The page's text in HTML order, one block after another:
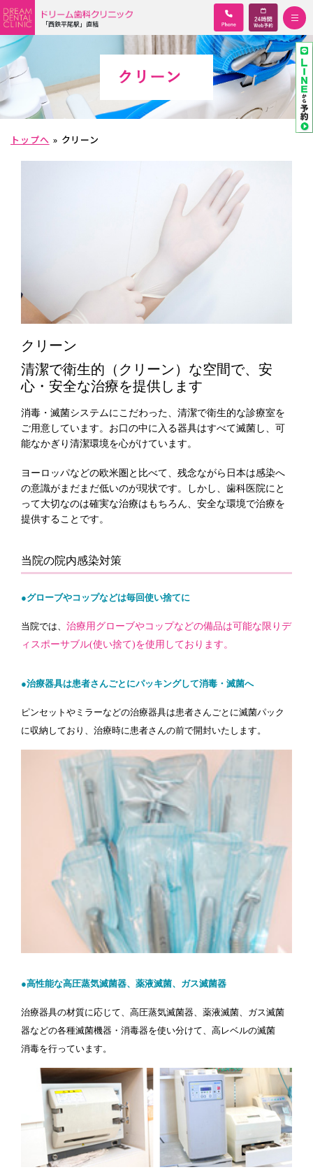
「西鉄平尾駅」直結
クリーン
トップへ クリーン
クリーン
清潔で衛生的（クリーン）な空間で、安
心・安全な治療を提供します
消毒・滅菌システムにこだわった、清潔で衛生的な診療室を
ご用意しています。お口の中に入る器具はすべて滅菌し、可
能なかぎり清潔環境を心がけています。
ヨーロッパなどの欧米圏と比べて、残念ながら日本は感染へ
の意識がまだまだ低いのが現状です。しかし、歯科医院にと
って大切なのは確実な治療はもちろん、安全な環境で治療を
提供することです。
当院の院内感染対策
●グローブやコップなどは毎回使い捨てに
当院では、 治療用グローブやコップなどの備品は可能な限りデ
ィスポーサブル(使い捨て)を使用しております。
●治療器具は患者さんごとにパッキングして消毒・滅菌へ
ピンセットやミラーなどの治療器具は患者さんごとに滅菌パック
に収納しており、治療時に患者さんの前で開封いたします。
●高性能な高圧蒸気滅菌器、薬液滅菌、ガス滅菌器
治療器具の材質に応じて、高圧蒸気滅菌器、薬液滅菌、ガス滅菌
器などの各種滅菌機器・消毒器を使い分けて、高レベルの滅菌
消毒を行っています。